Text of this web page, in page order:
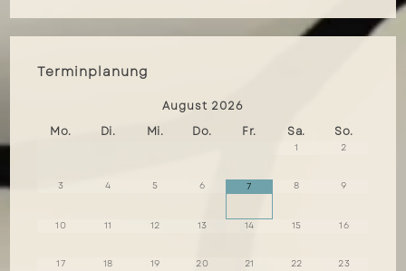
Terminplanung
August 2026
Mo.
Di. Mi. Do. Fr. Sa. So.
1 2
3 4 5 6 7 8 9
10 11 12 13 14 15 16
17 18 19 20 21 22 23